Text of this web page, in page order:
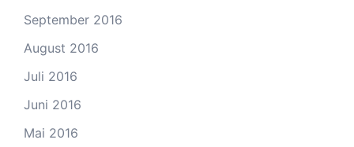
September 2016
August 2016
Juli 2016
Juni 2016
Mai 2016